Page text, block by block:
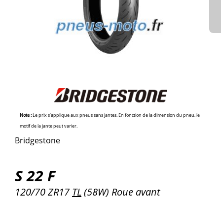
Note :Le prix s'applique aux pneus sans jantes. En fonction de la dimension du pneu, le
motif de la jante peut varier.
Bridgestone
S 22 F
120/70 ZR17 TL(58W) Roue avant